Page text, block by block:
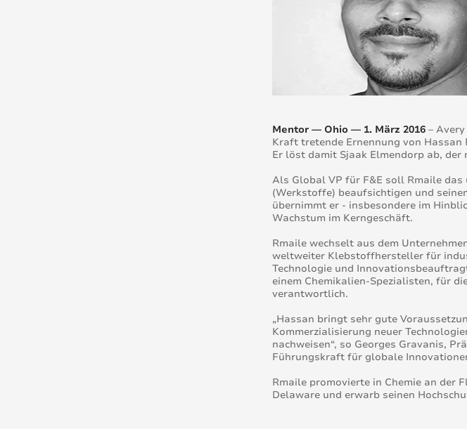
Mentor — Ohio — 1. März 2016 –
Kraft tretende Ernennung von Hassan
Er löst damit Sjaak Elmendorp ab, der
Als Global VP für F&E soll Rmaile
(Werkstoffe) beaufsichtigen und
übernimmt er - insbesondere im
Wachstum im Kerngeschäft.
Rmaile wechselt aus dem
weltweiter Klebstoffhersteller für
Technologie und
einem Chemikalien-Spezialisten, für
verantwortlich.
„Hassan bringt sehr gute
Kommerzialisierung neuer
nachweisen“, so Georges Gravanis,
Führungskraft für globale
Rmaile promovierte in Chemie an der
Delaware und erwarb seinen